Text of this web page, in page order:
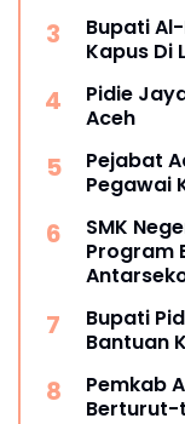
Bupati
Kapus Di
Pidie
Aceh
Pejabat
Pegawai
SMK
Program
Bupati
Bantuan
Pemkab
Berturut-